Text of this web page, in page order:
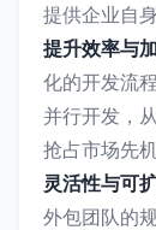
提供企业自
提升效率与
化的开发流
并行开发，
抢占市场先机
灵活性与可
外包团队的